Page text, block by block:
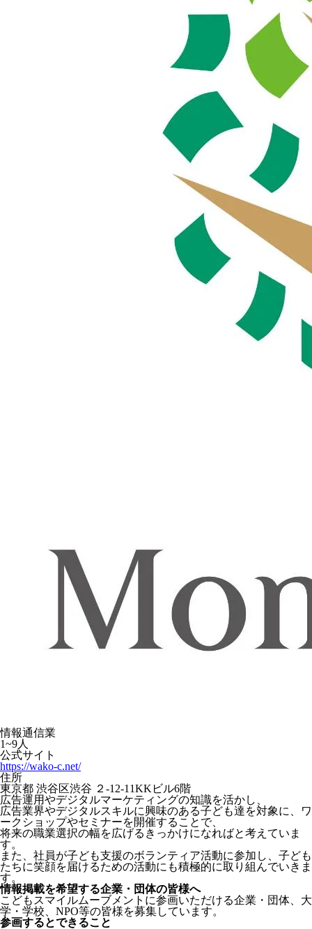
情報通信業
1~9人
公式サイト
https://wako-c.net/
住所
東京都 渋谷区渋谷 ２-12-11KKビル6階
広告運用やデジタルマーケティングの知識を活かし、
広告業界やデジタルスキルに興味のある子ども達を対象に、ワ
ークショップやセミナーを開催することで、
将来の職業選択の幅を広げるきっかけになればと考えていま
す。
また、社員が子ども支援のボランティア活動に参加し、子ども
たちに笑顔を届けるための活動にも積極的に取り組んでいきま
す。
情報掲載を希望する企業・団体の皆様へ
こどもスマイルムーブメントに参画いただける企業・団体、大
学・学校、NPO等の皆様を募集しています。
参画するとできること